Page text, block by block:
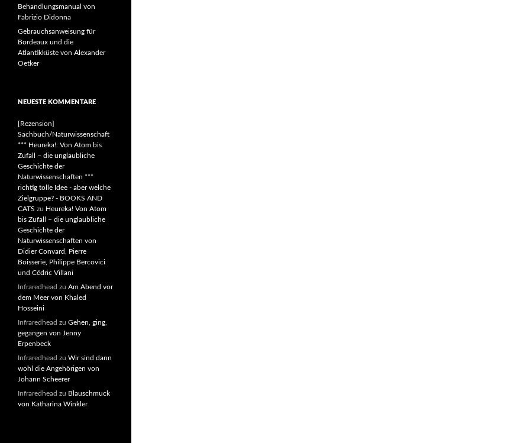
Behandlungsmanual von
Fabrizio Didonna
Gebrauchsanweisung für
Bordeaux und die
Atlantikküste von Alexander
Oetker
NEUESTE KOMMENTARE
[Rezension]
Sachbuch/Naturwissenschaft
*** Heureka!: Von Atom bis
Zufall – die unglaubliche
Geschichte der
Naturwissenschaften ***
richtig tolle Idee - aber welche
Zielgruppe? - BOOKS AND
CATS zu Heureka! Von Atom
bis Zufall – die unglaubliche
Geschichte der
Naturwissenschaften von
Didier Convard, Pierre
Boisserie, Philippe Bercovici
und Cédric Villani
Infraredhead zu Am Abend vor
dem Meer von Khaled
Hosseini
Infraredhead zu Gehen, ging,
gegangen von Jenny
Erpenbeck
Infraredhead zu Wir sind dann
wohl die Angehörigen von
Johann Scheerer
Infraredhead zu Blauschmuck
von Katharina Winkler